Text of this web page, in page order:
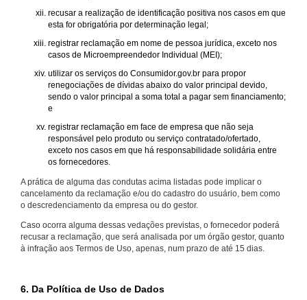
recusar a realização de identificação positiva nos casos em que
esta for obrigatória por determinação legal;
registrar reclamação em nome de pessoa jurídica, exceto nos
casos de Microempreendedor Individual (MEI);
utilizar os serviços do Consumidor.gov.br para propor
renegociações de dívidas abaixo do valor principal devido,
sendo o valor principal a soma total a pagar sem financiamento;
e
registrar reclamação em face de empresa que não seja
responsável pelo produto ou serviço contratado/ofertado,
exceto nos casos em que há responsabilidade solidária entre
os fornecedores.
A prática de alguma das condutas acima listadas pode implicar o
cancelamento da reclamação e/ou do cadastro do usuário, bem como
o descredenciamento da empresa ou do gestor.
Caso ocorra alguma dessas vedações previstas, o fornecedor poderá
recusar a reclamação, que será analisada por um órgão gestor, quanto
à infração aos Termos de Uso, apenas, num prazo de até 15 dias.
6. Da Política de Uso de Dados